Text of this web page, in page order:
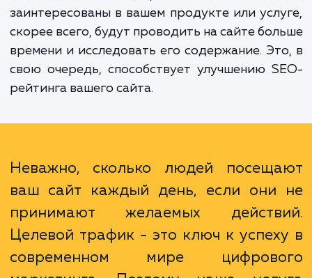
Вместо этого вы фокусируетесь на тех,
действительно может стать вашими
Во-вторых, это помогает
взаимодействие на вашем сайте,
времени и исследовать его содержание.
свою очередь, способствует улучшению
рейтинга вашего сайта.